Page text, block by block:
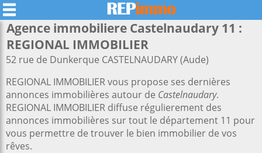
Agence immobiliere Castelnaudary 11 :
REGIONAL IMMOBILIER
52 rue de Dunkerque CASTELNAUDARY (Aude)
REGIONAL IMMOBILIER vous propose ses dernières
annonces immobilières autour de Castelnaudary.
REGIONAL IMMOBILIER diffuse régulierement des
annonces immobilières sur tout le département 11 pour
vous permettre de trouver le bien immobilier de vos
rêves.